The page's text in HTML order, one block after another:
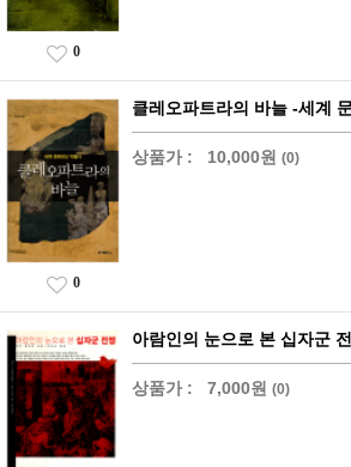
0
클레오파트라의 바늘 -세계
상품가 : 10,000원 (0)
0
아람인의 눈으로 본 십자군
상품가 : 7,000원 (0)